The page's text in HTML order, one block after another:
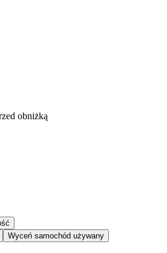
obniżką
Wyceń samochód używany